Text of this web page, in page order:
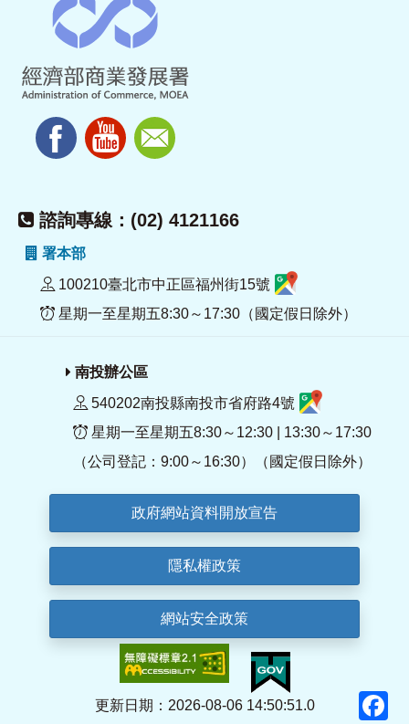
諮詢專線：(02) 4121166
署本部
100210臺北市中正區福州街15號
星期一至星期五8:30～17:30（國定假日除外）
南投辦公區
540202南投縣南投市省府路4號
星期一至星期五8:30～12:30 | 13:30～17:30
（公司登記：9:00～16:30）（國定假日除外）
政府網站資料開放宣告
隱私權政策
網站安全政策
更新日期：2026-08-06 14:50:51.0